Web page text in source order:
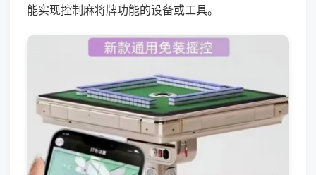
能实现控制麻将牌功能的设备或工具。